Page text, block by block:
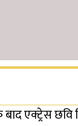
एक्ट्रेस छवि